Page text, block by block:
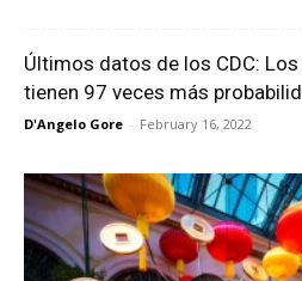
Últimos datos de los CDC:
tienen 97 veces más
D'Angelo Gore - February 16, 2022